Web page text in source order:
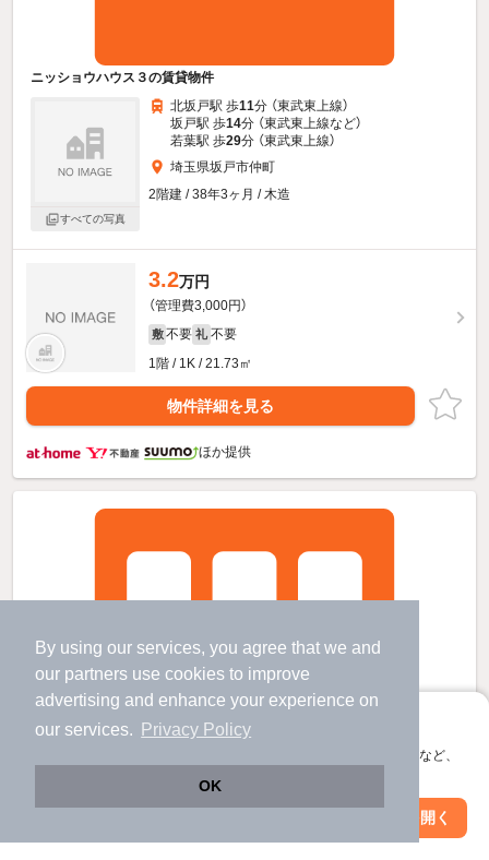
By using our services, you agree that we and
our partners use cookies to improve
advertising and enhance your experience on
our services.
Privacy Policy
OK
アプリに切り替えて、サクサクお部屋探し
会員登録なしですぐ使える。マップ検索やお気に入り保存など、
アプリを開く
ニッショウハウス３の賃貸物件
すべての写真
北坂戸駅 歩11分 （東武東上線）
坂戸駅 歩14分 （東武東上線など）
若葉駅 歩29分 （東武東上線）
埼玉県坂戸市仲町
2階建 / 38年3ヶ月 / 木造
3.2万円
（管理費3,000円）
敷 不要 礼 不要
1階 / 1K / 21.73㎡
物件詳細を見る
ほか提供
絞り込み条件を変更